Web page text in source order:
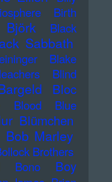
Birth
Björk
Black
Sabbath
Blake
Blind
Bloc
Blood
Blue
Blümchen
Bob Marley
Brothers
Bono
Boy